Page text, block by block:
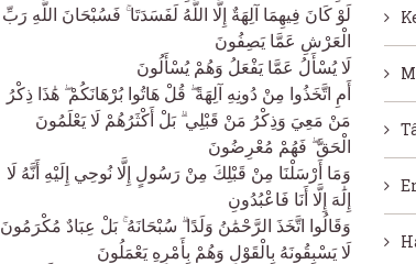
لَوْ كَانَ فِيهِمَا آلِهَةٌ إِلَّا اللَّهُ لَفَسَدَتَا ۚ فَسُبْحَانَ اللَّهِ رَبِّ
الْعَرْشِ عَمَّا يَصِفُونَ
لَا يُسْأَلُ عَمَّا يَفْعَلُ وَهُمْ يُسْأَلُونَ
أَمِ اتَّخَذُوا مِنْ دُونِهِ آلِهَةً ۖ قُلْ هَاتُوا بُرْهَانَكُمْ ۖ هَٰذَا ذِكْرُ
مَنْ مَعِيَ وَذِكْرُ مَنْ قَبْلِي ۗ بَلْ أَكْثَرُهُمْ لَا يَعْلَمُونَ
الْحَقَّ ۖ فَهُمْ مُعْرِضُونَ
وَمَا أَرْسَلْنَا مِنْ قَبْلِكَ مِنْ رَسُولٍ إِلَّا نُوحِي إِلَيْهِ أَنَّهُ لَا
إِلَٰهَ إِلَّا أَنَا فَاعْبُدُونِ
وَقَالُوا اتَّخَذَ الرَّحْمَٰنُ وَلَدًا ۗ سُبْحَانَهُ ۚ بَلْ عِبَادٌ مُكْرَمُونَ
لَا يَسْبِقُونَهُ بِالْقَوْلِ وَهُمْ بِأَمْرِهِ يَعْمَلُونَ